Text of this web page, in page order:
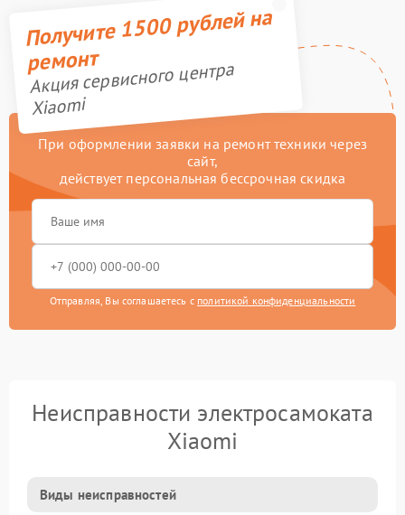
Получите 1500 рублей на
ремонт
Акция сервисного центра
Xiaomi
При оформлении заявки на ремонт техники через
сайт,
действует персональная бессрочная скидка
Отправляя, Вы соглашаетесь с политикой конфиденциальности
Неисправности электросамоката
Xiaomi
Виды неисправностей